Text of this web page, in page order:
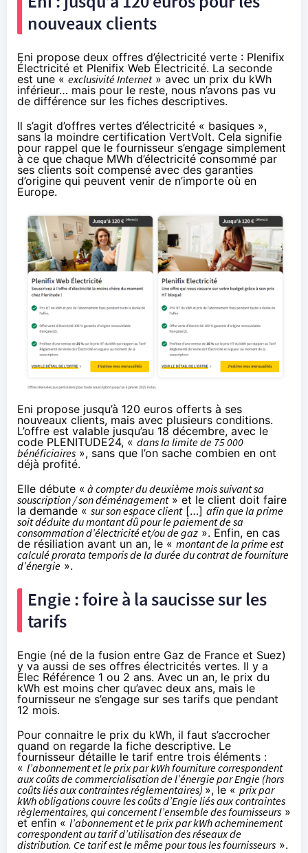
nouveaux clients
Eni propose deux offres d’électricité verte : Plenifix
Électricité et Plenifix Web Électricité. La seconde
est une « exclusivité Internet» avec un prix du kWh
inférieur… mais pour le reste, nous n’avons pas vu
de différence sur les fiches descriptives.
Il s’agit d’offres vertes d’électricité « basiques »,
sans la moindre certification VertVolt. Cela signifie
pour rappel que le fournisseur s’engage simplement
à ce que chaque MWh d’électricité consommé par
ses clients soit compensé avec des garanties
d’origine qui peuvent venir de n’importe où en
Europe.
Eni propose jusqu’à 120 euros offerts à ses
nouveaux clients, mais avec plusieurs conditions.
L’offre est valable jusqu’au 18 décembre, avec le
code PLENITUDE24, « dans la limite de 75 000
bénéficiaires », sans que l’on sache combien en ont
déjà profité.
Elle débute « à compter du deuxième mois suivant sa
souscription / son déménagement» et le client doit faire
la demande « sur son espace client[…] afin que la prime
soit déduite du montant dû pour le paiement de sa
consommation d’électricité et/ou de gaz ». Enfin, en cas
de résiliation avant un an, le « montant de la prime est
calculé prorata temporis de la durée du contrat de fourniture
d’énergie ».
Engie : foire à la saucisse sur les
tarifs
Engie (né de la fusion entre Gaz de France et Suez)
y va aussi de ses offres électricités vertes. Il y a
Elec Référence 1 ou 2 ans. Avec un an, le prix du
kWh est moins cher qu’avec deux ans, mais le
fournisseur ne s’engage sur ses tarifs que pendant
12 mois.
Pour connaitre le prix du kWh, il faut s’accrocher
quand on regarde la fiche descriptive. Le
fournisseur détaille le tarif entre trois éléments :
« l’abonnement et le prix par kWh fourniture correspondent
aux coûts de commercialisation de l’énergie par Engie (hors
coûts liés aux contraintes réglementaires) », le « prix par
kWh obligations couvre les coûts d’Engie liés aux contraintes
règlementaires, qui concernent l’ensemble des fournisseurs »
et enfin « l’abonnement et le prix par kWh acheminement
correspondent au tarif d’utilisation des réseaux de
distribution. Ce tarif est le même pour tous les fournisseurs ».